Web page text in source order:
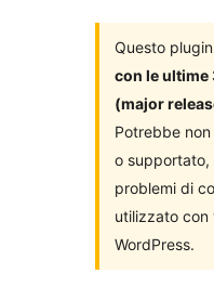
Questo plugin
con le
(major
Potrebbe
o
problemi di
utilizzato con
WordPress.